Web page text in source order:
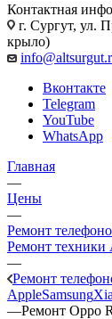
Контактная
г. Сургут, ул.
крыло)
Вконтакте
Telegram
YouTube
WhatsApp
Главная
—
Цены
—
Ремонт
Ремонт техники
—
Ремонт
AppleSamsung
—Ремонт Oppo